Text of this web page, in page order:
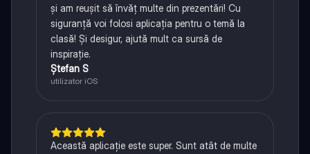
și am reușit să învăț multe din prezentări! Cu
siguranță voi folosi aplicația pentru o temă la
clasă! Și desigur, ajută mult ca sursă de
inspirație.
Ștefan S
utilizator iOS
Această aplicație este super. Sunt atât de multe